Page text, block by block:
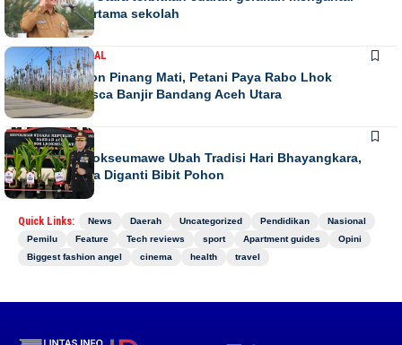
anak hari pertama sekolah
DAERAHNASIONAL
Ribuan Pohon Pinang Mati, Petani Paya Rabo Lhok
Terpuruk Pasca Banjir Bandang Aceh Utara
DAERAHNEWS
Kapolres Lhokseumawe Ubah Tradisi Hari Bhayangkara,
Papan Bunga Diganti Bibit Pohon
Quick Links: News Daerah Uncategorized Pendidikan
Nasional
Pemilu
Feature Tech reviews sport Apartment guides
Opini
Biggest fashion angel
cinema health travel